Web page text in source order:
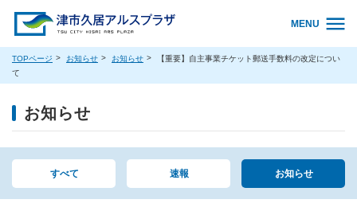
MENU
TOPページ お知らせ お知らせ
【重要】自主事業チケット郵送手数料の改定につい
て
お知らせ
すべて 速報 お知らせ